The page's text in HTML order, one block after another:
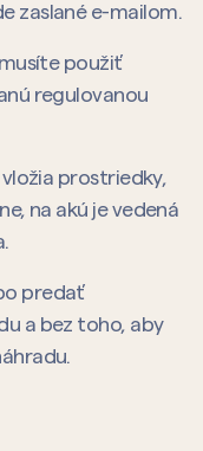
zaslané e-mailom.
použiť
regulovanou
prostriedky,
na akú je vedená
predať
a bez toho, aby